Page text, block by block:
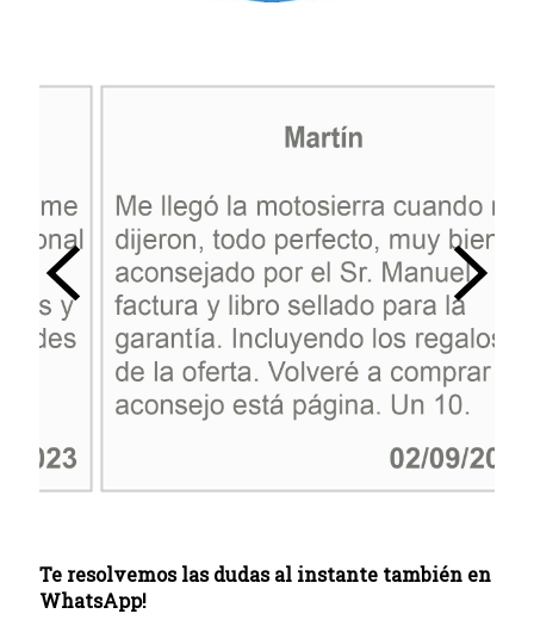
Te resolvemos las dudas al instante también en
WhatsApp!